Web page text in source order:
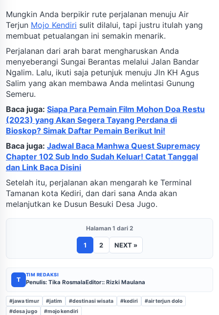
Mungkin Anda berpikir rute perjalanan menuju Air
Terjun Mojo Kendiri sulit dilalui, tapi justru itulah yang
membuat petualangan ini semakin menarik.
Perjalanan dari arah barat mengharuskan Anda
menyeberangi Sungai Berantas melalui Jalan Bandar
Ngalim. Lalu, ikuti saja petunjuk menuju Jln KH Agus
Salim yang akan membawa Anda melintasi Gunung
Semeru.
Baca juga: Siapa Para Pemain Film Mohon Doa Restu
(2023) yang Akan Segera Tayang Perdana di
Bioskop? Simak Daftar Pemain Berikut Ini!
Baca juga: Jadwal Baca Manhwa Quest Supremacy
Chapter 102 Sub Indo Sudah Keluar! Catat Tanggal
dan Link Baca Disini
Setelah itu, perjalanan akan mengarah ke Terminal
Tamanan kota Kediri, dan dari sana Anda akan
melanjutkan ke Dusun Besuki Desa Jugo.
Halaman 1 dari 2
1 2 NEXT »
T
TIM REDAKSI
Penulis: Tika RosmalaEditor:: Rizki Maulana
#jawa timur #jatim #destinasi wisata #kediri
#air terjun dolo
#desa jugo
#mojo kendiri